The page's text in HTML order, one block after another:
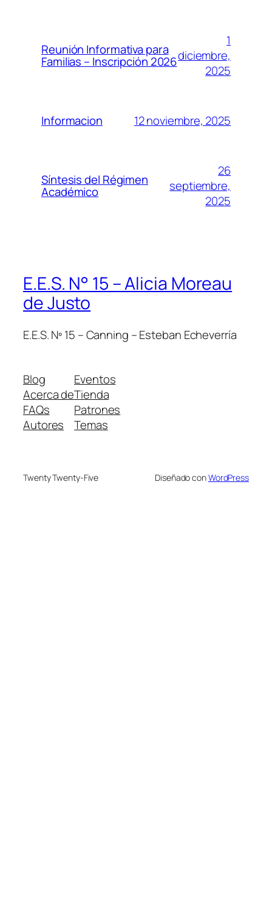
Reunión Informativa para
Familias – Inscripción 2026
1
diciembre,
2025
Informacion 12 noviembre, 2025
Síntesis del Régimen
Académico
26
septiembre,
2025
E.E.S. N° 15 – Alicia Moreau
de Justo
E.E.S. Nº 15 – Canning – Esteban Echeverría
Blog
Acerca de
FAQs
Autores
Eventos
Tienda
Patrones
Temas
Twenty Twenty-Five Diseñado conWordPress